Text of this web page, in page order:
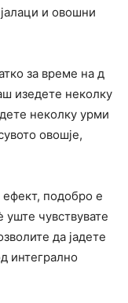
и овошни
за време на д
изедете неколку
неколку урми
овошје,
подобро е
уште чувствувате
да јадете
интегрално